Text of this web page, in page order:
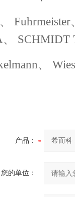
SCHMIDT
、
产品：
您的单位：